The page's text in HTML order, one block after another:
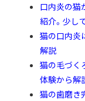
口内炎の猫
紹介。少し
猫の口内炎
解説
猫の毛づく
体験から解
猫の歯磨き